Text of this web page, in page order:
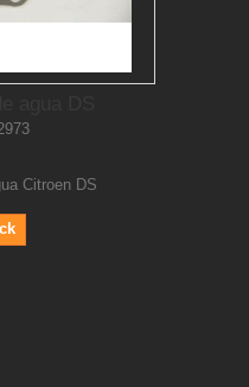
Citroen DS